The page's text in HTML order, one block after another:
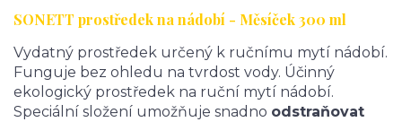
SONETT prostředek na nádobí - Měsíček 300 ml
Vydatný prostředek určený k ručnímu mytí nádobí.
Funguje bez ohledu na tvrdost vody. Účinný
ekologický prostředek na ruční mytí nádobí.
Speciální složení umožňuje snadno odstraňovat